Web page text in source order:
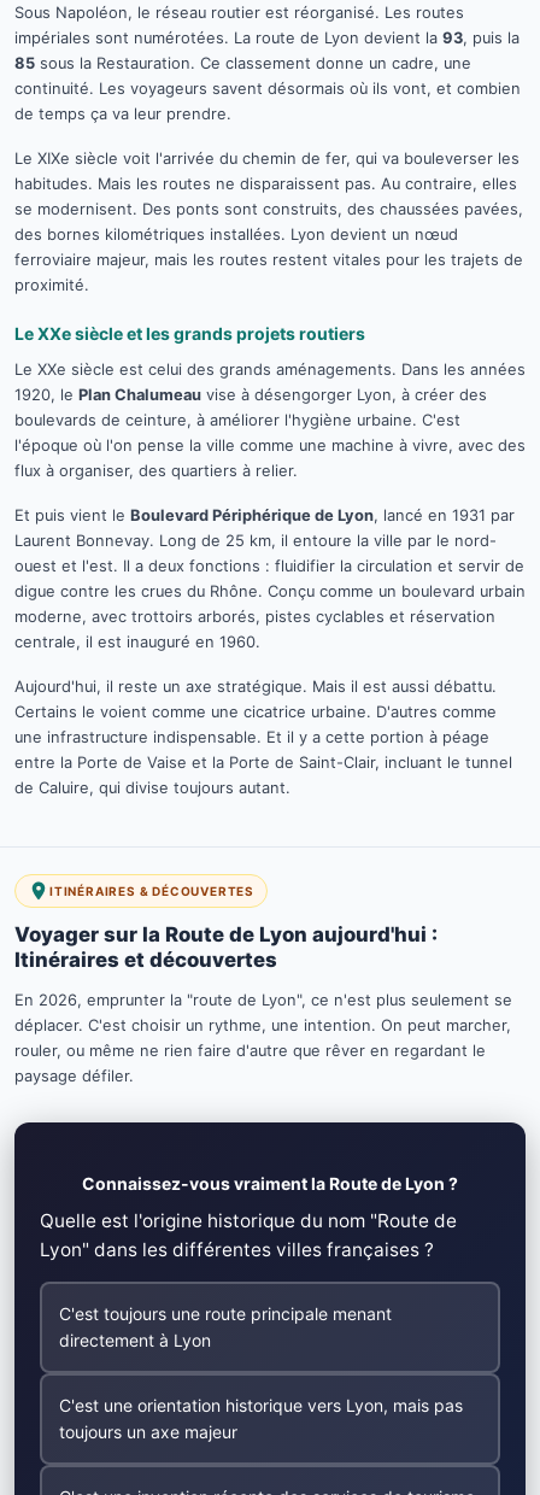
Sous Napoléon, le réseau routier est réorganisé. Les routes
impériales sont numérotées. La route de Lyon devient la 93, puis la
85 sous la Restauration. Ce classement donne un cadre, une
continuité. Les voyageurs savent désormais où ils vont, et combien
de temps ça va leur prendre.
Le XIXe siècle voit l'arrivée du chemin de fer, qui va bouleverser les
habitudes. Mais les routes ne disparaissent pas. Au contraire, elles
se modernisent. Des ponts sont construits, des chaussées pavées,
des bornes kilométriques installées. Lyon devient un nœud
ferroviaire majeur, mais les routes restent vitales pour les trajets de
proximité.
Le XXe siècle et les grands projets routiers
Le XXe siècle est celui des grands aménagements. Dans les années
1920, le Plan Chalumeau vise à désengorger Lyon, à créer des
boulevards de ceinture, à améliorer l'hygiène urbaine. C'est
l'époque où l'on pense la ville comme une machine à vivre, avec des
flux à organiser, des quartiers à relier.
Et puis vient le Boulevard Périphérique de Lyon, lancé en 1931 par
Laurent Bonnevay. Long de 25 km, il entoure la ville par le nord-
ouest et l'est. Il a deux fonctions : fluidifier la circulation et servir de
digue contre les crues du Rhône. Conçu comme un boulevard urbain
moderne, avec trottoirs arborés, pistes cyclables et réservation
centrale, il est inauguré en 1960.
Aujourd'hui, il reste un axe stratégique. Mais il est aussi débattu.
Certains le voient comme une cicatrice urbaine. D'autres comme
une infrastructure indispensable. Et il y a cette portion à péage
entre la Porte de Vaise et la Porte de Saint-Clair, incluant le tunnel
de Caluire, qui divise toujours autant.
ITINÉRAIRES & DÉCOUVERTES
Voyager sur la Route de Lyon aujourd'hui :
Itinéraires et découvertes
En 2026, emprunter la "route de Lyon", ce n'est plus seulement se
déplacer. C'est choisir un rythme, une intention. On peut marcher,
rouler, ou même ne rien faire d'autre que rêver en regardant le
paysage défiler.
Connaissez-vous vraiment la Route de Lyon ?
Quelle est l'origine historique du nom "Route de
Lyon" dans les différentes villes françaises ?
C'est toujours une route principale menant
directement à Lyon
C'est une orientation historique vers Lyon, mais pas
toujours un axe majeur